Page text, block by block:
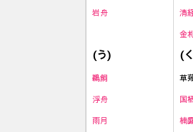
岩舟
(う)
鵜飼
浮舟
雨月
清
金
(
草
国
楠